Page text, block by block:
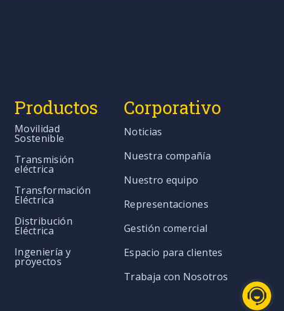
Productos
Movilidad
Sostenible
Transmisión
eléctrica
Transformación
Eléctrica
Distribución
Eléctrica
Ingeniería y
proyectos
Corporativo
Noticias
Nuestra compañía
Nuestro equipo
Representaciones
Gestión comercial
Espacio para clientes
Trabaja con Nosotros